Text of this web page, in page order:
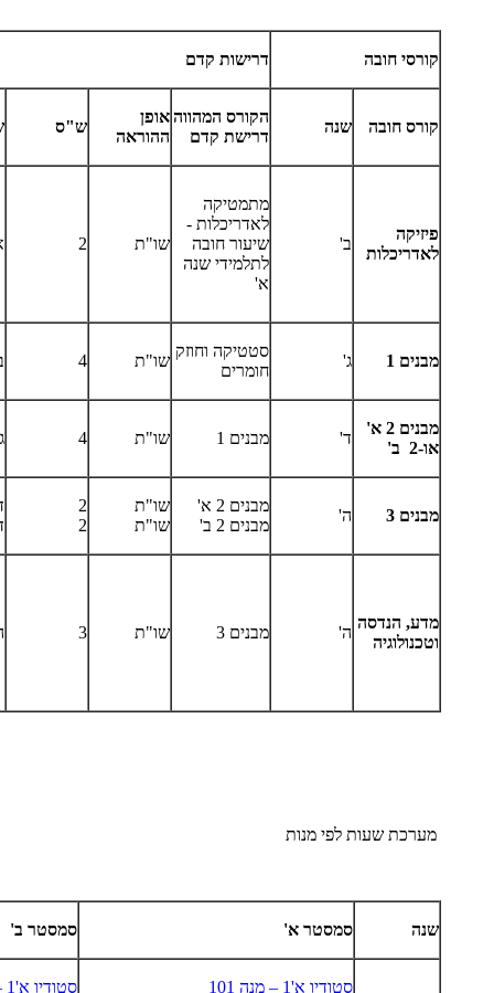
קורסי חובה דרישות קדם
קורס חובה שנה
הקורס המהווה
דרישת קדם
אופן
ההוראה
ש"ס
פיזיקה
לאדריכלות
ב'
מתמטיקה
לאדריכלות -
שיעור חובה
לתלמידי שנה
א'
שו"ת 2
מבנים 1 ג'
סטטיקה וחוזק
חומרים
שו"ת 4
מבנים 2 א'
​או-2 ב'
ד' מבנים 1 שו"ת 4
מבנים 3 ה'
מבנים 2 א'
מבנים 2 ב'
שו"ת
שו"ת
2
2
מדע, הנדסה
וטכנולוגיה
ה' מבנים 3 שו"ת 3
מערכת שעות לפי מנות
שנה סמסטר א' סמסטר ב'
סטודיו א'1 – מנה 101 סטודיו א'1 – מנה 101